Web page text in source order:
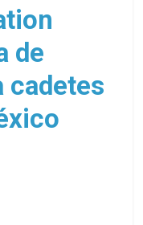
de
cadetes